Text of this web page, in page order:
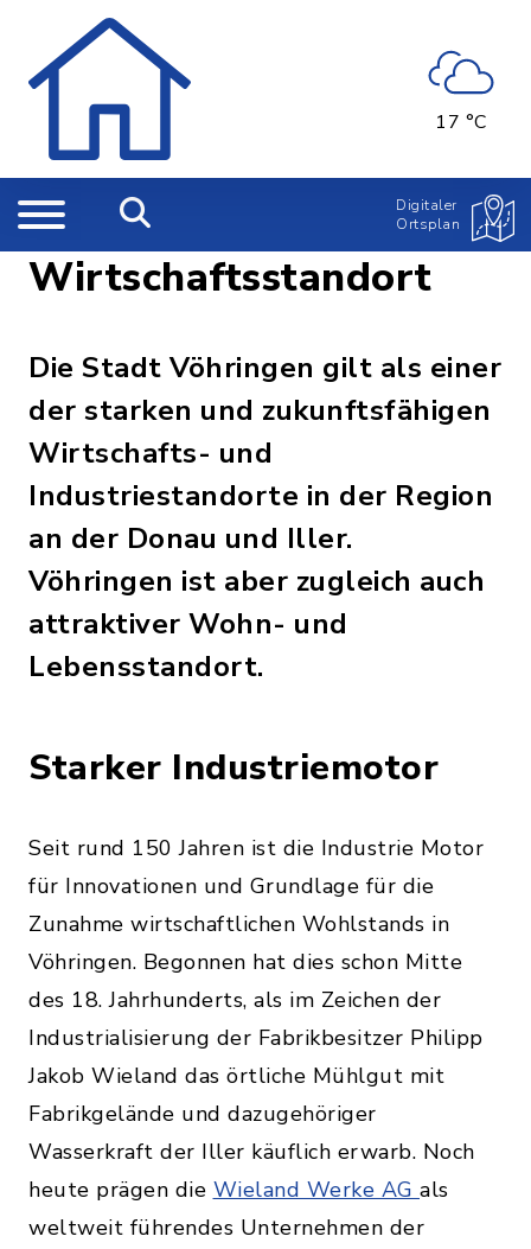
17 °C
Digitaler
Ortsplan
Wirtschaftsstandort
Die Stadt Vöhringen gilt als einer
der starken und zukunftsfähigen
Wirtschafts- und
Industriestandorte in der Region
an der Donau und Iller.
Vöhringen ist aber zugleich auch
attraktiver Wohn- und
Lebensstandort.
Starker Industriemotor
Seit rund 150 Jahren ist die Industrie Motor
für Innovationen und Grundlage für die
Zunahme wirtschaftlichen Wohlstands in
Vöhringen. Begonnen hat dies schon Mitte
des 18. Jahrhunderts, als im Zeichen der
Industrialisierung der Fabrikbesitzer Philipp
Jakob Wieland das örtliche Mühlgut mit
Fabrikgelände und dazugehöriger
Wasserkraft der Iller käuflich erwarb. Noch
heute prägen die Wieland Werke AG als
weltweit führendes Unternehmen der